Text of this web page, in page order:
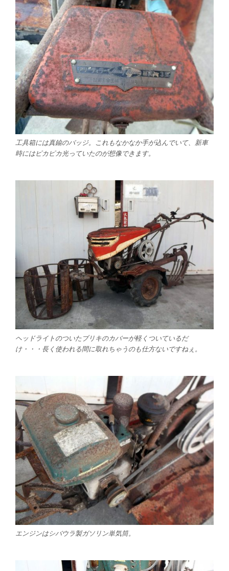
工具箱には真鍮のバッジ。これもなかなか手が込んでいて、新車
時にはピカピカ光っていたのが想像できます。
ヘッドライトのついたブリキのカバーが軽くついているだ
け・・・長く使われる間に取れちゃうのも仕方ないですねぇ。
エンジンはシバウラ製ガソリン単気筒。